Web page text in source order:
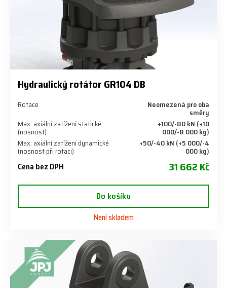
Hydraulický rotátor GR104 DB
Rotace Neomezená pro oba
směry
Max. axiální zatížení statické
(nosnost)
+100/-80 kN (+10
000/-8 000 kg)
Max. axiální zatížení dynamické
(nosnost při rotaci)
+50/-40 kN (+5 000/-4
000 kg)
Cena bez DPH 31 662 Kč
Do košíku
Není skladem